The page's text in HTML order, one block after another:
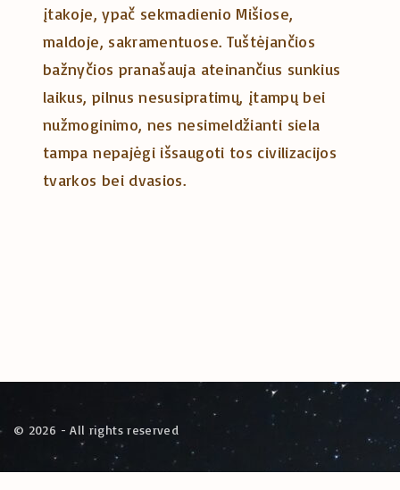
įtakoje, ypač sekmadienio Mišiose,
maldoje, sakramentuose. Tuštėjančios
bažnyčios pranašauja ateinančius sunkius
laikus, pilnus nesusipratimų, įtampų bei
nužmoginimo, nes nesimeldžianti siela
tampa nepajėgi išsaugoti tos civilizacijos
tvarkos bei dvasios.
© 2026 - All rights reserved